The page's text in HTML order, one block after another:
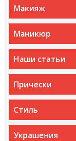
Макияж
Маникюр
Наши статьи
Прически
Стиль
Украшения